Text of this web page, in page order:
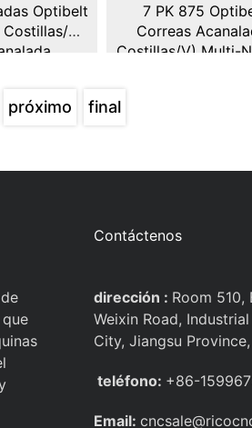
Optibelt
V)
7 PK 875
Correas
Costillas/V) Multi-
próximo final
Contáctenos
dirección : Room 510,
Weixin Road,
City, Jiangsu
teléfono: +86-
Email: